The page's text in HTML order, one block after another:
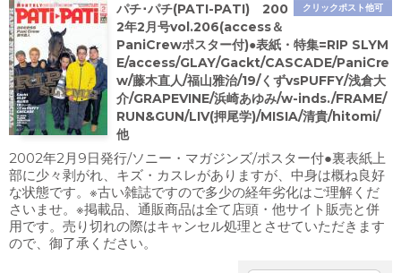
クリックポスト他可
パチ･パチ(PATI-PATI) 200
2年2月号vol.206(access＆
PaniCrewポスター付)●表紙・特集=RIP SLYM
E/access/GLAY/Gackt/CASCADE/PaniCre
w/藤木直人/福山雅治/19/くずvsPUFFY/浅倉大
介/GRAPEVINE/浜崎あゆみ/w-inds./FRAME/
RUN&GUN/LIV(押尾学)/MISIA/清貴/hitomi/
他
2002年2月9日発行/ソニー・マガジンズ/ポスター付●裏表紙上
部に少々剥がれ、キズ・カスレがありますが、中身は概ね良好
な状態です。※古い雑誌ですので多少の経年劣化はご理解くだ
さいませ。※掲載品、通販商品は全て店頭・他サイト販売と併
用です。売り切れの際はキャンセル処理とさせていただきます
ので、御了承ください。